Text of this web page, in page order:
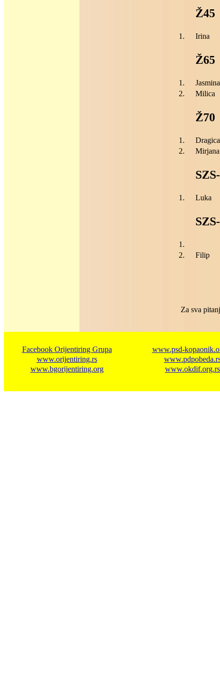
Ž45
1. Irina
Ž65
1.
Jasmina
2.
Milica
Ž70
1.
Dragica
2.
Mirjana
1. Luka
1.
2.
Filip
Za sva
Facebook Orijentiring Grupa
www.orijentiring.rs
www.bgorijentiring.org
www.psd-
www.okdif.org.rs